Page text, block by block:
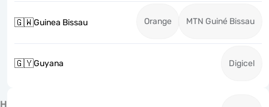
🇬🇼Guinea Bissau Orange MTN Guiné Bissau
🇬🇾Guyana Digicel
H